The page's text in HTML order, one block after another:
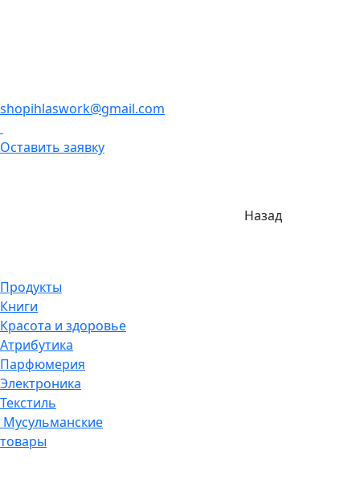
shopihlaswork@gmail.com
Оставить заявку
Назад
Продукты
Книги
Красота и здоровье
Атрибутика
Парфюмерия
Электроника
Текстиль
Мусульманские
товары